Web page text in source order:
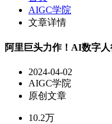
AIGC学院
文章详情
阿里巨头力作！AI数字人
2024-04-02
AIGC学院
原创文章
10.2万